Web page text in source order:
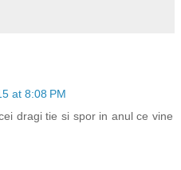
at 8:08 PM
dragi tie si spor in anul ce vine